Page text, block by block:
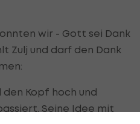
wir - Gott sei Dank
Zulj und darf den Dank
Kopf hoch und
Seine Idee mit